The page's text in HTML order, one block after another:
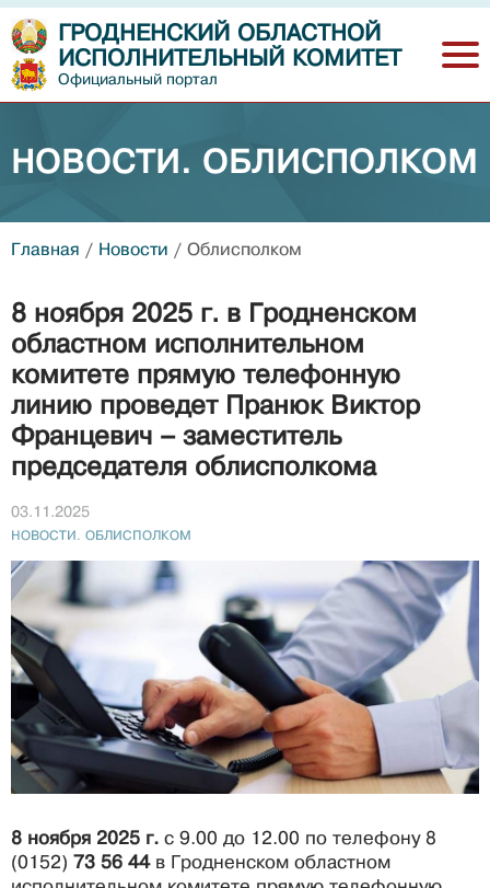
ГРОДНЕНСКИЙ ОБЛАСТНОЙ
ИСПОЛНИТЕЛЬНЫЙ КОМИТЕТ
Официальный портал
НОВОСТИ. ОБЛИСПОЛКОМ
Главная / Новости / Облисполком
8 ноября 2025 г. в Гродненском
областном исполнительном
комитете прямую телефонную
линию проведет Пранюк Виктор
Францевич – заместитель
председателя облисполкома
03.11.2025
НОВОСТИ. ОБЛИСПОЛКОМ
8 ноября 2025 г. с 9.00 до 12.00 по телефону 8
(0152) 73 56 44в Гродненском областном